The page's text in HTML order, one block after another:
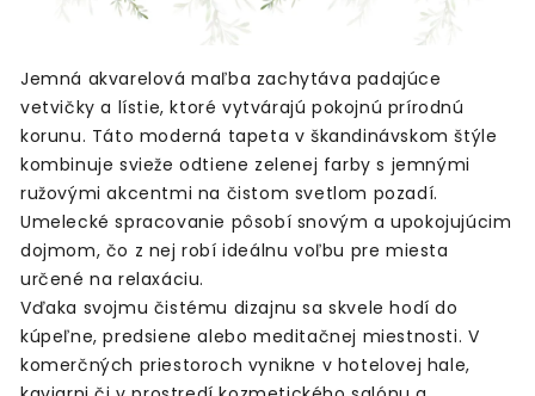
Jemná akvarelová maľba zachytáva padajúce
vetvičky a lístie, ktoré vytvárajú pokojnú prírodnú
korunu. Táto moderná tapeta v škandinávskom štýle
kombinuje svieže odtiene zelenej farby s jemnými
ružovými akcentmi na čistom svetlom pozadí.
Umelecké spracovanie pôsobí snovým a upokojujúcim
dojmom, čo z nej robí ideálnu voľbu pre miesta
určené na relaxáciu.
Vďaka svojmu čistému dizajnu sa skvele hodí do
kúpeľne, predsiene alebo meditačnej miestnosti. V
komerčných priestoroch vynikne v hotelovej hale,